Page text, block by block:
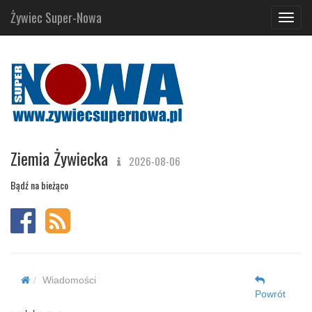
Żywiec Super-Nowa
Ziemia Żywiecka 2026-08-06
Bądź na bieżąco
Wiadomości
Powrót